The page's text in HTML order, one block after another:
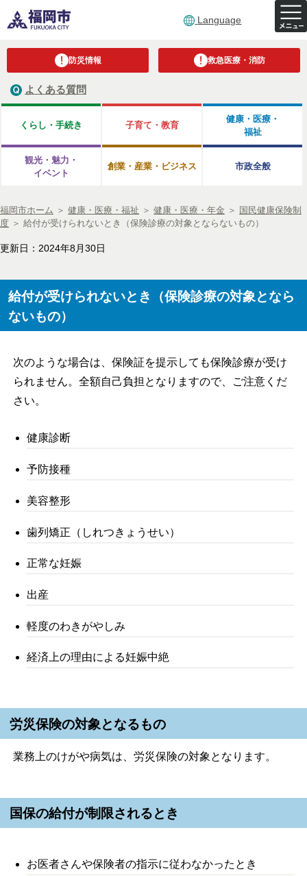
Language
防災情報 救急医療・消防
よくある質問
くらし・手続き 子育て・教育
健康・医療・
福祉
観光・魅力・
イベント
創業・産業・ビジネス 市政全般
福岡市ホーム ＞ 健康・医療・福祉 ＞ 健康・医療・年金 ＞ 国民健康保険制
度 ＞ 給付が受けられないとき（保険診療の対象とならないもの）
更新日：2024年8月30日
給付が受けられないとき（保険診療の対象となら
ないもの）
次のような場合は、保険証を提示しても保険診療が受け
られません。全額自己負担となりますので、ご注意くだ
さい。
健康診断
予防接種
美容整形
歯列矯正（しれつきょうせい）
正常な妊娠
出産
軽度のわきがやしみ
経済上の理由による妊娠中絶
労災保険の対象となるもの
業務上のけがや病気は、労災保険の対象となります。
国保の給付が制限されるとき
お医者さんや保険者の指示に従わなかったとき